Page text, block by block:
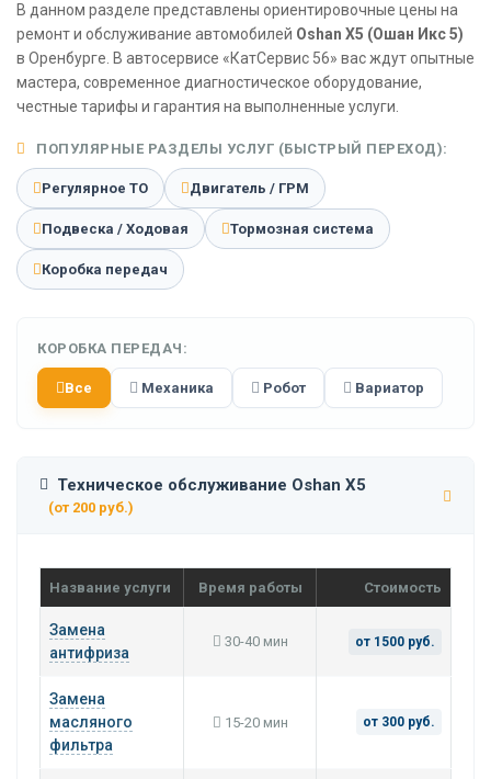
В данном разделе представлены ориентировочные цены на
ремонт и обслуживание автомобилей Oshan X5 (Ошан Икс 5)
в Оренбурге. В автосервисе «КатСервис 56» вас ждут опытные
мастера, современное диагностическое оборудование,
честные тарифы и гарантия на выполненные услуги.
ПОПУЛЯРНЫЕ РАЗДЕЛЫ УСЛУГ (БЫСТРЫЙ ПЕРЕХОД):
Регулярное ТО Двигатель / ГРМ
Подвеска / Ходовая Тормозная система
Коробка передач
КОРОБКА ПЕРЕДАЧ:
Все Механика Робот Вариатор
Техническое обслуживание Oshan X5
(от 200 руб.)
Название услуги Время работы Стоимость
Замена
антифриза
30-40 мин от 1500 руб.
Замена
масляного
фильтра
15-20 мин от 300 руб.